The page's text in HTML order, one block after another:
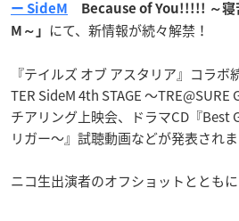
ー SideM Because of You!!!!! ～寝
M～」
にて、新情報が続々解禁！
『テイルズ オブ アスタリア』コラボ
TER SideM 4th STAGE 〜TRE@SURE
チアリング上映会、ドラマCD『Best
リガー～』試聴動画などが発表されま
ニコ生出演者のオフショットとともに